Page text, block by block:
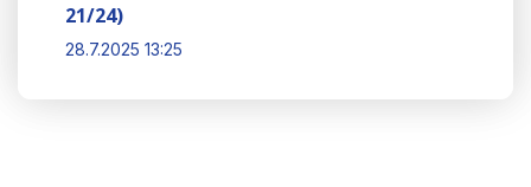
21/24)
28.7.2025 13:25